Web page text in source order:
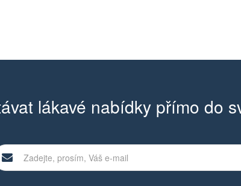
lákavé nabídky přímo do